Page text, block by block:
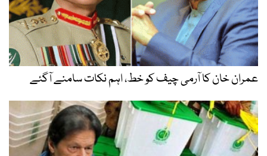
عمران خان کا آرمی چیف کو خط، اہم نکات سامنے آگئے